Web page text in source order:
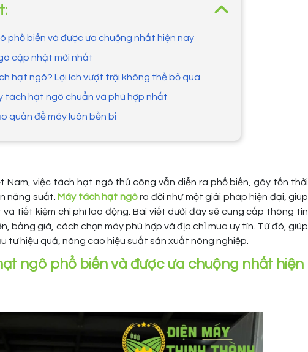
phổ biến và được ưa chuộng nhất hiện nay
cập nhật mới nhất
hạt ngô? Lợi ích vượt trội không thể bỏ qua
tách hạt ngô chuẩn và phù hợp nhất
quản để máy luôn bền bỉ
Nam, việc tách hạt ngô thủ công vẫn diễn ra phổ biến, gây tốn thời
năng suất. Máy tách hạt ngô ra đời như một giải pháp hiện đại, giúp
và tiết kiệm chi phí lao động. Bài viết dưới đây sẽ cung cấp thông tin
bảng giá, cách chọn máy phù hợp và địa chỉ mua uy tín. Từ đó, giúp
tư hiệu quả, nâng cao hiệu suất sản xuất nông nghiệp.
ngô phổ biến và được ưa chuộng nhất hiện